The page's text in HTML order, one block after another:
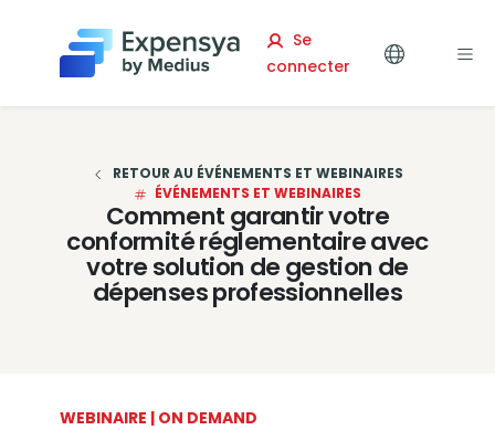
Expensya
Se
connecter
RETOUR AU ÉVÉNEMENTS ET WEBINAIRES
ÉVÉNEMENTS ET WEBINAIRES
Comment garantir votre
conformité réglementaire avec
votre solution de gestion de
dépenses professionnelles
WEBINAIRE | ON DEMAND